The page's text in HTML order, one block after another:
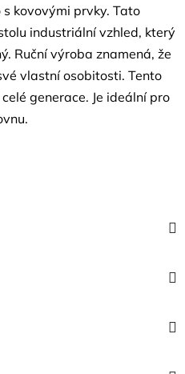
kovovými prvky. Tato
industriální vzhled, který
Ruční výroba znamená, že
vlastní osobitosti. Tento
generace. Je ideální pro